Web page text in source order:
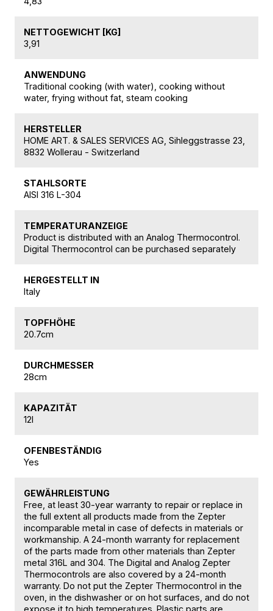
NETTOGEWICHT [KG]
3,91
ANWENDUNG
Traditional cooking (with water), cooking without
water, frying without fat, steam cooking
HERSTELLER
HOME ART. & SALES SERVICES AG, Sihleggstrasse 23,
8832 Wollerau - Switzerland
STAHLSORTE
AISI 316 L-304
TEMPERATURANZEIGE
Product is distributed with an Analog Thermocontrol.
Digital Thermocontrol can be purchased separately
HERGESTELLT IN
Italy
TOPFHÖHE
20.7cm
DURCHMESSER
28cm
KAPAZITÄT
12l
OFENBESTÄNDIG
Yes
GEWÄHRLEISTUNG
Free, at least 30-year warranty to repair or replace in
the full extent all products made from the Zepter
incomparable metal in case of defects in materials or
workmanship. A 24-month warranty for replacement
of the parts made from other materials than Zepter
metal 316L and 304. The Digital and Analog Zepter
Thermocontrols are also covered by a 24-month
warranty. Do not put the Zepter Thermocontrol in the
oven, in the dishwasher or on hot surfaces, and do not
expose it to high temperatures. Plastic parts are